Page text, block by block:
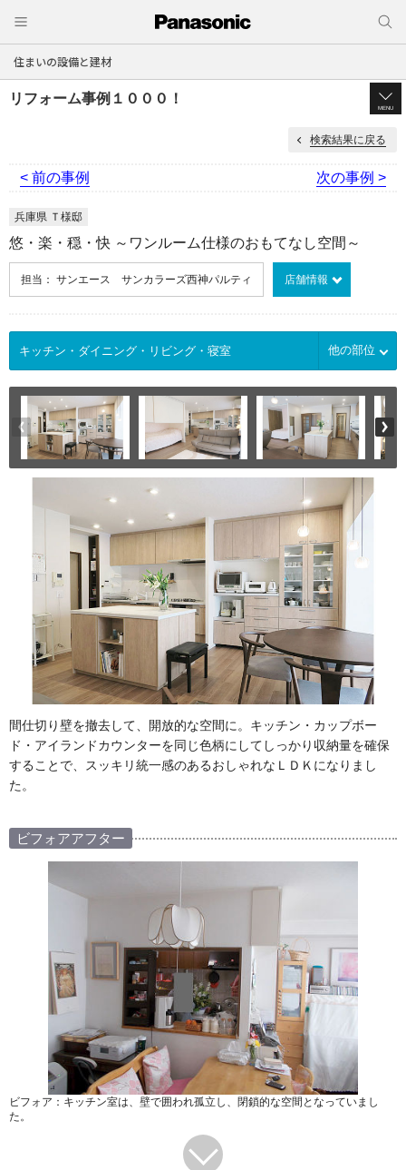
住まいの設備と建材
リフォーム事例１０００！
MENU
検索結果に戻る
< 前の事例 次の事例 >
兵庫県 Ｔ様邸
悠・楽・穏・快 ～ワンルーム仕様のおもてなし空間～
担当： サンエース サンカラーズ西神パルティ 店舗情報
他の部位
間仕切り壁を撤去して、開放的な空間に。キッチン・カップボー
ド・アイランドカウンターを同じ色柄にしてしっかり収納量を確保
することで、スッキリ統一感のあるおしゃれなＬＤＫになりまし
た。
ビフォアアフター
ビフォア：キッチン室は、壁で囲われ孤立し、閉鎖的な空間となっていまし
た。